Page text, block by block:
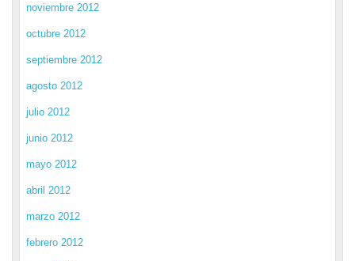
noviembre 2012
octubre 2012
septiembre 2012
agosto 2012
julio 2012
junio 2012
mayo 2012
abril 2012
marzo 2012
febrero 2012